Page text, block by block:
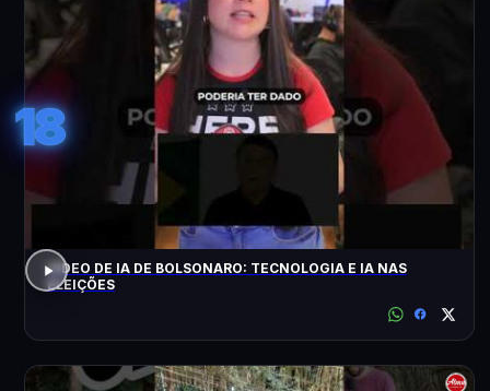
18
VÍDEO DE IA DE BOLSONARO: TECNOLOGIA E IA NAS
ELEIÇÕES